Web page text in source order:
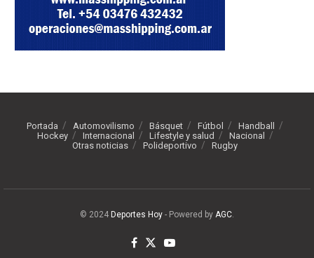
Portada Automovilismo Básquet Fútbol
Handball
Hockey
Internacional Lifestyle y salud
Nacional
Otras noticias
Polideportivo Rugby
© 2024 Deportes Hoy - Powered by AGC.